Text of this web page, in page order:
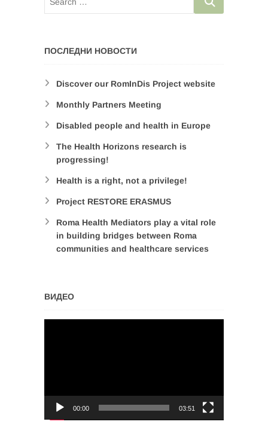
ПОСЛЕДНИ НОВОСТИ
Discover our RomInDis Project website
Monthly Partners Meeting
Disabled people and health in Europe
The Health Horizons research is
progressing!
Health is a right, not a privilege!
Project RESTORE ERASMUS
Roma Health Mediators play a vital role
in building bridges between Roma
communities and healthcare services
ВИДЕО
00:00 03:51